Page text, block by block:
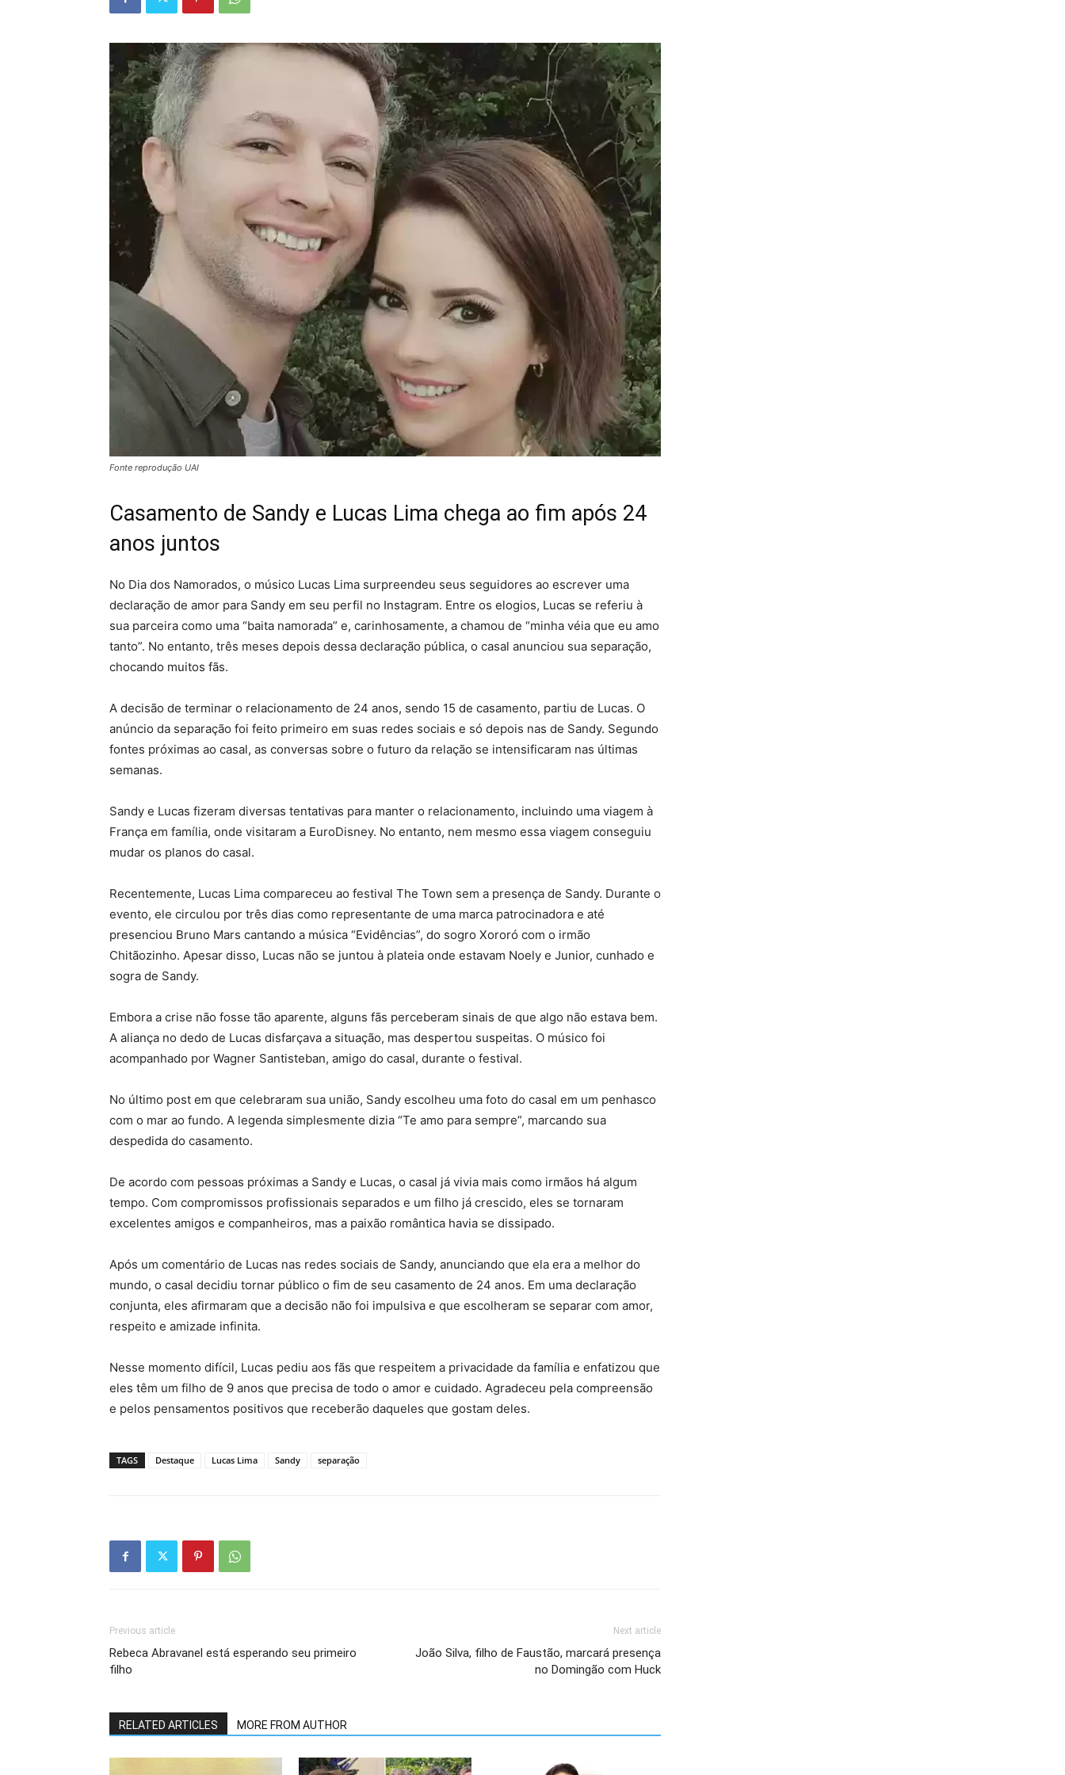
Fonte reprodução UAI
Casamento de Sandy e Lucas Lima chega ao fim após 24
anos juntos
No Dia dos Namorados, o músico Lucas Lima surpreendeu seus seguidores ao escrever uma
declaração de amor para Sandy em seu perfil no Instagram. Entre os elogios, Lucas se referiu à
sua parceira como uma “baita namorada” e, carinhosamente, a chamou de “minha véia que eu amo
tanto”. No entanto, três meses depois dessa declaração pública, o casal anunciou sua separação,
chocando muitos fãs.
A decisão de terminar o relacionamento de 24 anos, sendo 15 de casamento, partiu de Lucas. O
anúncio da separação foi feito primeiro em suas redes sociais e só depois nas de Sandy. Segundo
fontes próximas ao casal, as conversas sobre o futuro da relação se intensificaram nas últimas
semanas.
Sandy e Lucas fizeram diversas tentativas para manter o relacionamento, incluindo uma viagem à
França em família, onde visitaram a EuroDisney. No entanto, nem mesmo essa viagem conseguiu
mudar os planos do casal.
Recentemente, Lucas Lima compareceu ao festival The Town sem a presença de Sandy. Durante o
evento, ele circulou por três dias como representante de uma marca patrocinadora e até
presenciou Bruno Mars cantando a música “Evidências”, do sogro Xororó com o irmão
Chitãozinho. Apesar disso, Lucas não se juntou à plateia onde estavam Noely e Junior, cunhado e
sogra de Sandy.
Embora a crise não fosse tão aparente, alguns fãs perceberam sinais de que algo não estava bem.
A aliança no dedo de Lucas disfarçava a situação, mas despertou suspeitas. O músico foi
acompanhado por Wagner Santisteban, amigo do casal, durante o festival.
No último post em que celebraram sua união, Sandy escolheu uma foto do casal em um penhasco
com o mar ao fundo. A legenda simplesmente dizia “Te amo para sempre”, marcando sua
despedida do casamento.
De acordo com pessoas próximas a Sandy e Lucas, o casal já vivia mais como irmãos há algum
tempo. Com compromissos profissionais separados e um filho já crescido, eles se tornaram
excelentes amigos e companheiros, mas a paixão romântica havia se dissipado.
Após um comentário de Lucas nas redes sociais de Sandy, anunciando que ela era a melhor do
mundo, o casal decidiu tornar público o fim de seu casamento de 24 anos. Em uma declaração
conjunta, eles afirmaram que a decisão não foi impulsiva e que escolheram se separar com amor,
respeito e amizade infinita.
Nesse momento difícil, Lucas pediu aos fãs que respeitem a privacidade da família e enfatizou que
eles têm um filho de 9 anos que precisa de todo o amor e cuidado. Agradeceu pela compreensão
e pelos pensamentos positivos que receberão daqueles que gostam deles.
TAGS Destaque Lucas Lima Sandy separação
Previous article
Rebeca Abravanel está esperando seu primeiro
filho
Next article
João Silva, filho de Faustão, marcará presença
no Domingão com Huck
RELATED ARTICLES MORE FROM AUTHOR